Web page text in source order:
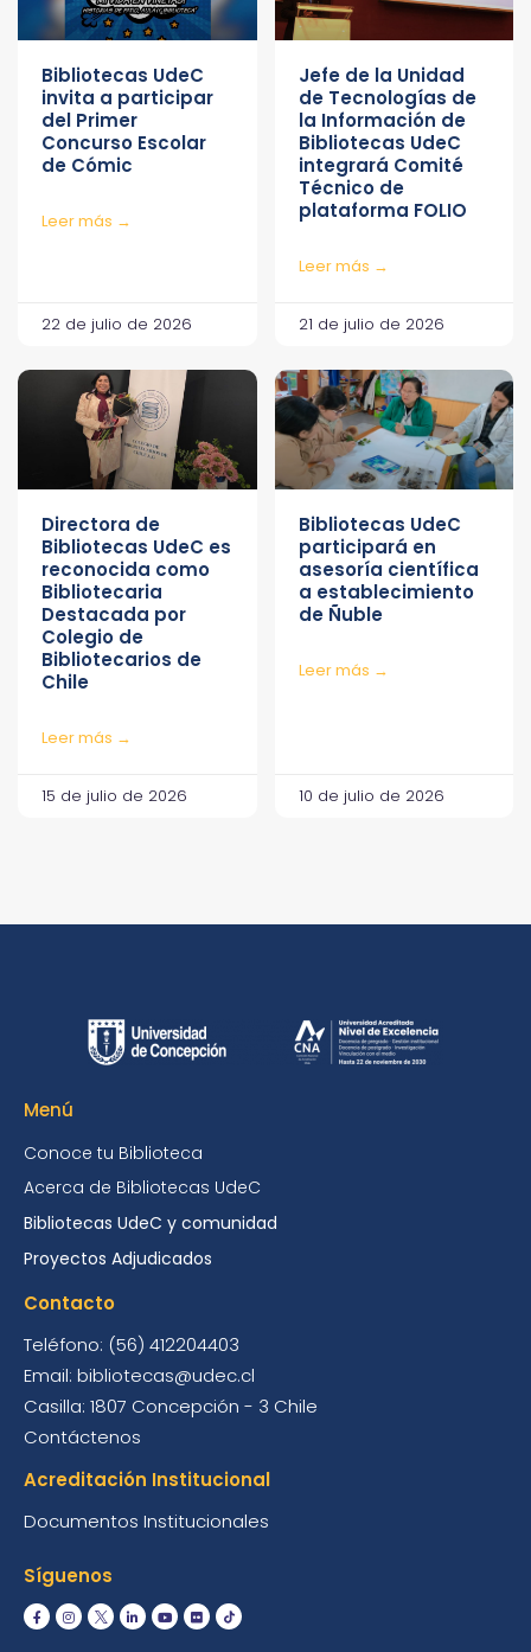
Bibliotecas UdeC
invita a participar
del Primer
Concurso Escolar
de Cómic
Leer más →
22 de julio de 2026
Jefe de la Unidad
de Tecnologías de
la Información de
Bibliotecas UdeC
integrará Comité
Técnico de
plataforma FOLIO
Leer más →
21 de julio de 2026
Directora de
Bibliotecas UdeC es
reconocida como
Bibliotecaria
Destacada por
Colegio de
Bibliotecarios de
Chile
Leer más →
15 de julio de 2026
Bibliotecas UdeC
participará en
asesoría científica
a establecimiento
de Ñuble
Leer más →
10 de julio de 2026
Menú
Conoce tu Biblioteca
Acerca de Bibliotecas UdeC
Bibliotecas UdeC y comunidad
Proyectos Adjudicados
Contacto
Teléfono: (56) 412204403
Email: bibliotecas@udec.cl
Casilla: 1807 Concepción - 3 Chile
Contáctenos
Acreditación Institucional
Documentos Institucionales
Síguenos